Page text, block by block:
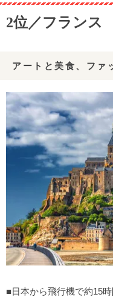
2位／フランス
アートと美食、ファ
■日本から飛行機で約15時